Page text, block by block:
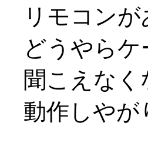
リモコン
どうやら
聞こえな
動作しやが